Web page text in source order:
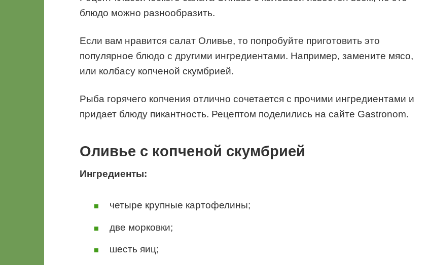
блюдо можно разнообразить.
Если вам нравится салат Оливье, то попробуйте приготовить это
популярное блюдо с другими ингредиентами. Например, замените мясо,
или колбасу копченой скумбрией.
Рыба горячего копчения отлично сочетается с прочими ингредиентами и
придает блюду пикантность. Рецептом поделились на сайте Gastronom.
Оливье с копченой скумбрией
Ингредиенты:
четыре крупные картофелины;
две морковки;
шесть яиц;